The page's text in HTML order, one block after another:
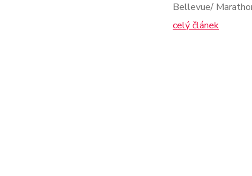
Bellevue/
celý článek